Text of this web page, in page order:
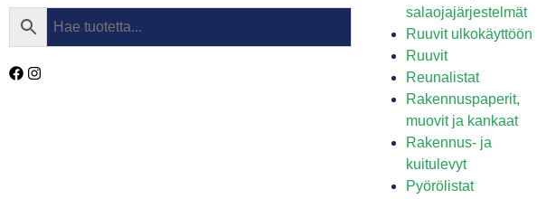
salaojajärjestelmät
Ruuvit ulkokäyttöön
Ruuvit
Reunalistat
Rakennuspaperit,
muovit ja kankaat
Rakennus- ja
kuitulevyt
Pyörölistat